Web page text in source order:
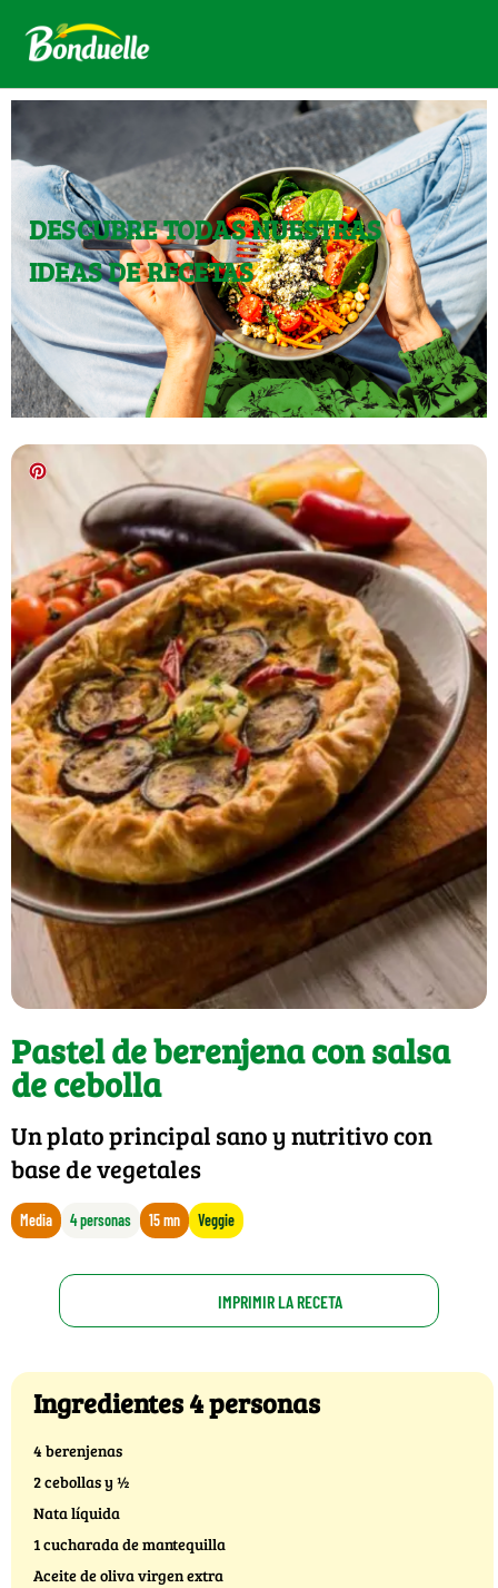
DESCUBRE TODAS NUESTRAS
IDEAS DE RECETAS
Pastel de berenjena con salsa
de cebolla
Un plato principal sano y nutritivo con
base de vegetales
Media 4 personas 15 mn Veggie
IMPRIMIR LA RECETA
Ingredientes 4 personas
4 berenjenas
2 cebollas y ½
Nata líquida
1 cucharada de mantequilla
Aceite de oliva virgen extra